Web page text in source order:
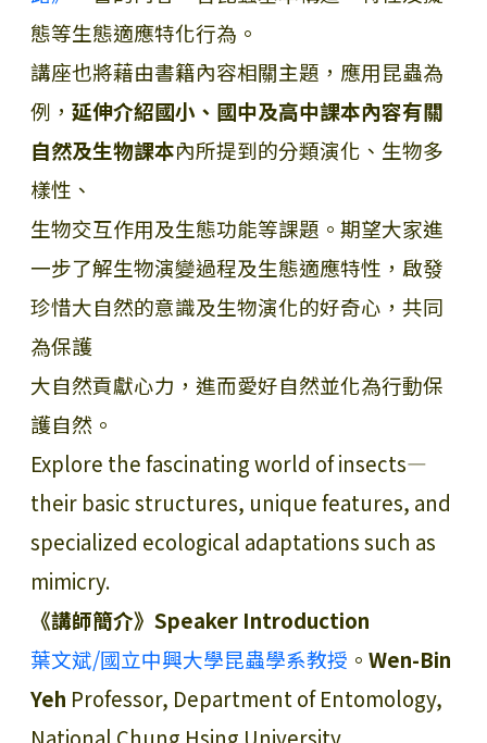
態等生態適應特化行為。
講座也將藉由書籍內容相關主題，應用昆蟲為
例， 延伸介紹國小、國中及高中課本內容有關
自然及生物課本內所提到的分類演化、生物多
樣性、
生物交互作用及生態功能等課題。期望大家進
一步了解生物演變過程及生態適應特性，啟發
珍惜大自然的意識及生物演化的好奇心，共同
為保護
大自然貢獻心力，進而愛好自然並化為行動保
護自然。
Explore the fascinating world of insects—
their basic structures, unique features, and
specialized ecological adaptations such as
mimicry.
《講師簡介》Speaker Introduction
葉文斌/國立中興大學昆蟲學系教授 。 Wen-Bin
Yeh Professor, Department of Entomology,
National Chung Hsing University